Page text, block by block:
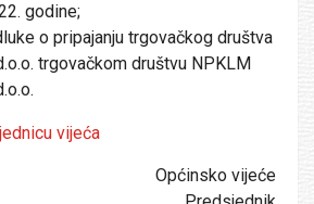
godine;
o pripajanju trgovačkog društva
trgovačkom društvu NPKLM
vijeća
Općinsko vijeće